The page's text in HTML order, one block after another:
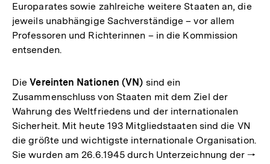
Europarates sowie zahlreiche weitere Staaten an, die
jeweils unabhängige Sachverständige – vor allem
Professoren und Richterinnen – in die Kommission
entsenden.
DieVereinten Nationen (VN) sind ein
Zusammenschluss von Staaten mit dem Ziel der
Wahrung des Weltfriedens und der internationalen
Sicherheit. Mit heute 193 Mitgliedstaaten sind die VN
die größte und wichtigste internationale Organisation.
Sie wurden am 26.6.1945 durch Unterzeichnung der 🠒